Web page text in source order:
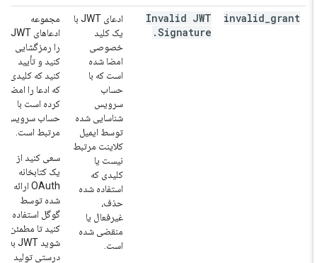
invalid _grant
Invalid JWT
Signature
.
ادعای JWT با
یک کلید
خصوصی
امضا شده
است که با
حساب
سرویس
شناسایی شده
توسط ایمیل
کلاینت مرتبط
نیست یا
کلیدی که
استفاده شده
حذف،
غیرفعال یا
منقضی شده
است.
مجموعه
ادعاهای JWT
را رمزگشایی
کنید و تأیید
کنید که کلیدی
که ادعا را امضا
کرده است با
حساب سرویس
مرتبط است.
سعی کنید از
یک کتابخانه
OAuth ارائه
شده توسط
گوگل استفاده
کنید تا مطمئن
شوید JWT به
درستی تولید